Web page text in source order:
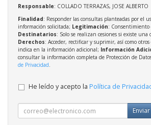
Responsable: COLLADO TERRAZAS, JOSE ALBERTO
Finalidad: Responder las consultas planteadas por el
información solicitada; Legitimación: Consentimiento
Destinatarios: Solo se realizan cesiones si existe una
Derechos: Acceder, rectificar y suprimir, así como otros
indica en la información adicional; Información
consultar la información completa de Protección de
de Privacidad.
He leído y acepto la Política de
Enviar